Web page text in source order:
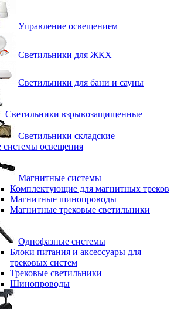
Управление освещением
Светильники для ЖКХ
Светильники для бани и сауны
Светильники взрывозащищенные
Светильники складские
системы освещения
Магнитные системы
Комплектующие для магнитных треков
Магнитные шинопроводы
Магнитные трековые светильники
Однофазные системы
Блоки питания и аксессуары для
трековых систем
Трековые светильники
Шинопроводы